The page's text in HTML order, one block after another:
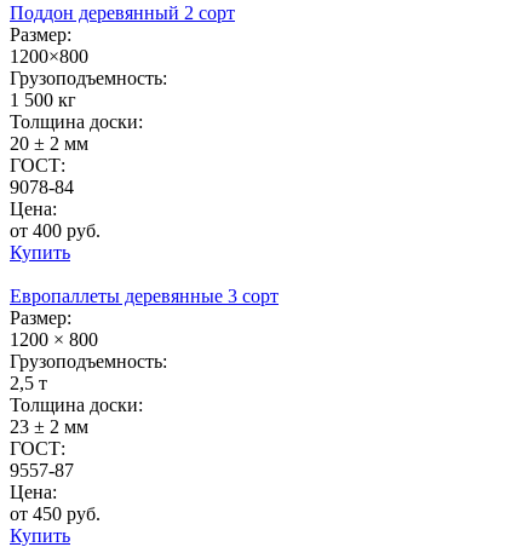
Поддон деревянный 2 сорт
Размер:
1200×800
Грузоподъемность:
1 500 кг
Толщина доски:
20 ± 2 мм
ГОСТ:
9078-84
Цена:
от 400 руб.
Купить
Европаллеты деревянные 3 сорт
Размер:
1200 × 800
Грузоподъемность:
2,5 т
Толщина доски:
23 ± 2 мм
ГОСТ:
9557-87
Цена:
от 450 руб.
Купить